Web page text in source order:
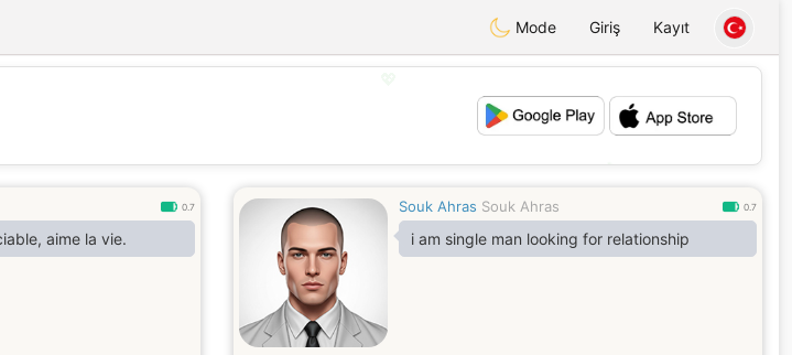
Mode Giriş Kayıt
💕
0.7
sociable, aime la vie.
Souk Ahras Souk Ahras 0.7
i am single man looking for relationship